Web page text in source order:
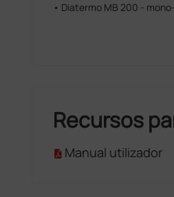
• Diatermo MB 200 -
Recursos
Manual utilizador